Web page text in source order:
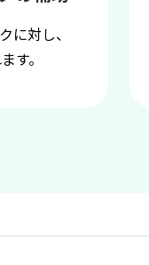
に対し、
す。